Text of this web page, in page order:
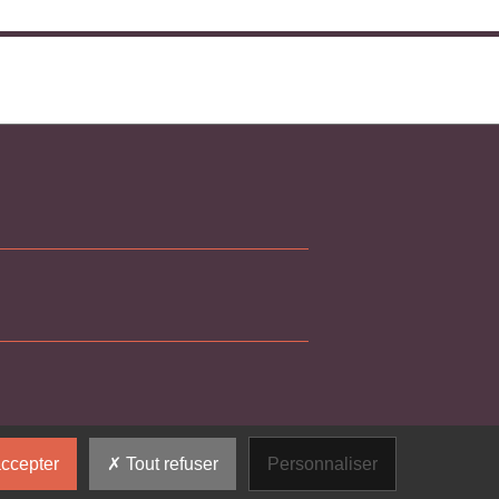
Tout refuser Personnaliser